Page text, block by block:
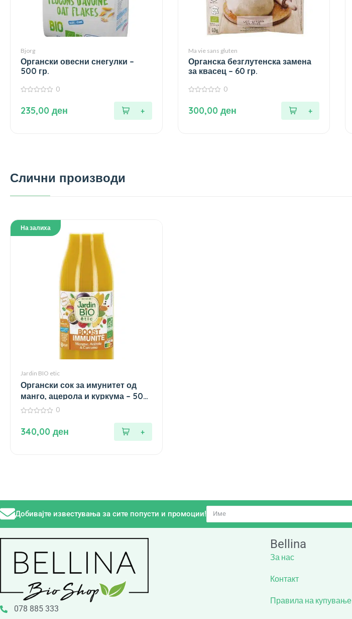
Bjorg
Органски овесни снегулки –
500 гр.
5
0
235,00 ден
Ma vie sans gluten
Органска безглутенска замена
за квасец – 60 гр.
5
0
300,00 ден
Слични производи
На залиха
Jardin BIO etic
Органски сок за имунитет од
манго, ацерола и куркума – 500
мл.
5
0
340,00 ден
Добивајте известувања за сите попусти и промоции!
078 885 333
Bellina
За нас
Контакт
Правила на купување